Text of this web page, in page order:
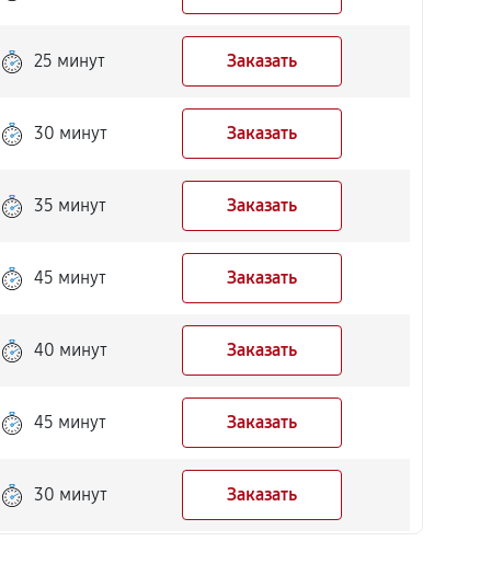
25 минут Заказать
30 минут Заказать
35 минут Заказать
45 минут Заказать
40 минут Заказать
45 минут Заказать
30 минут Заказать